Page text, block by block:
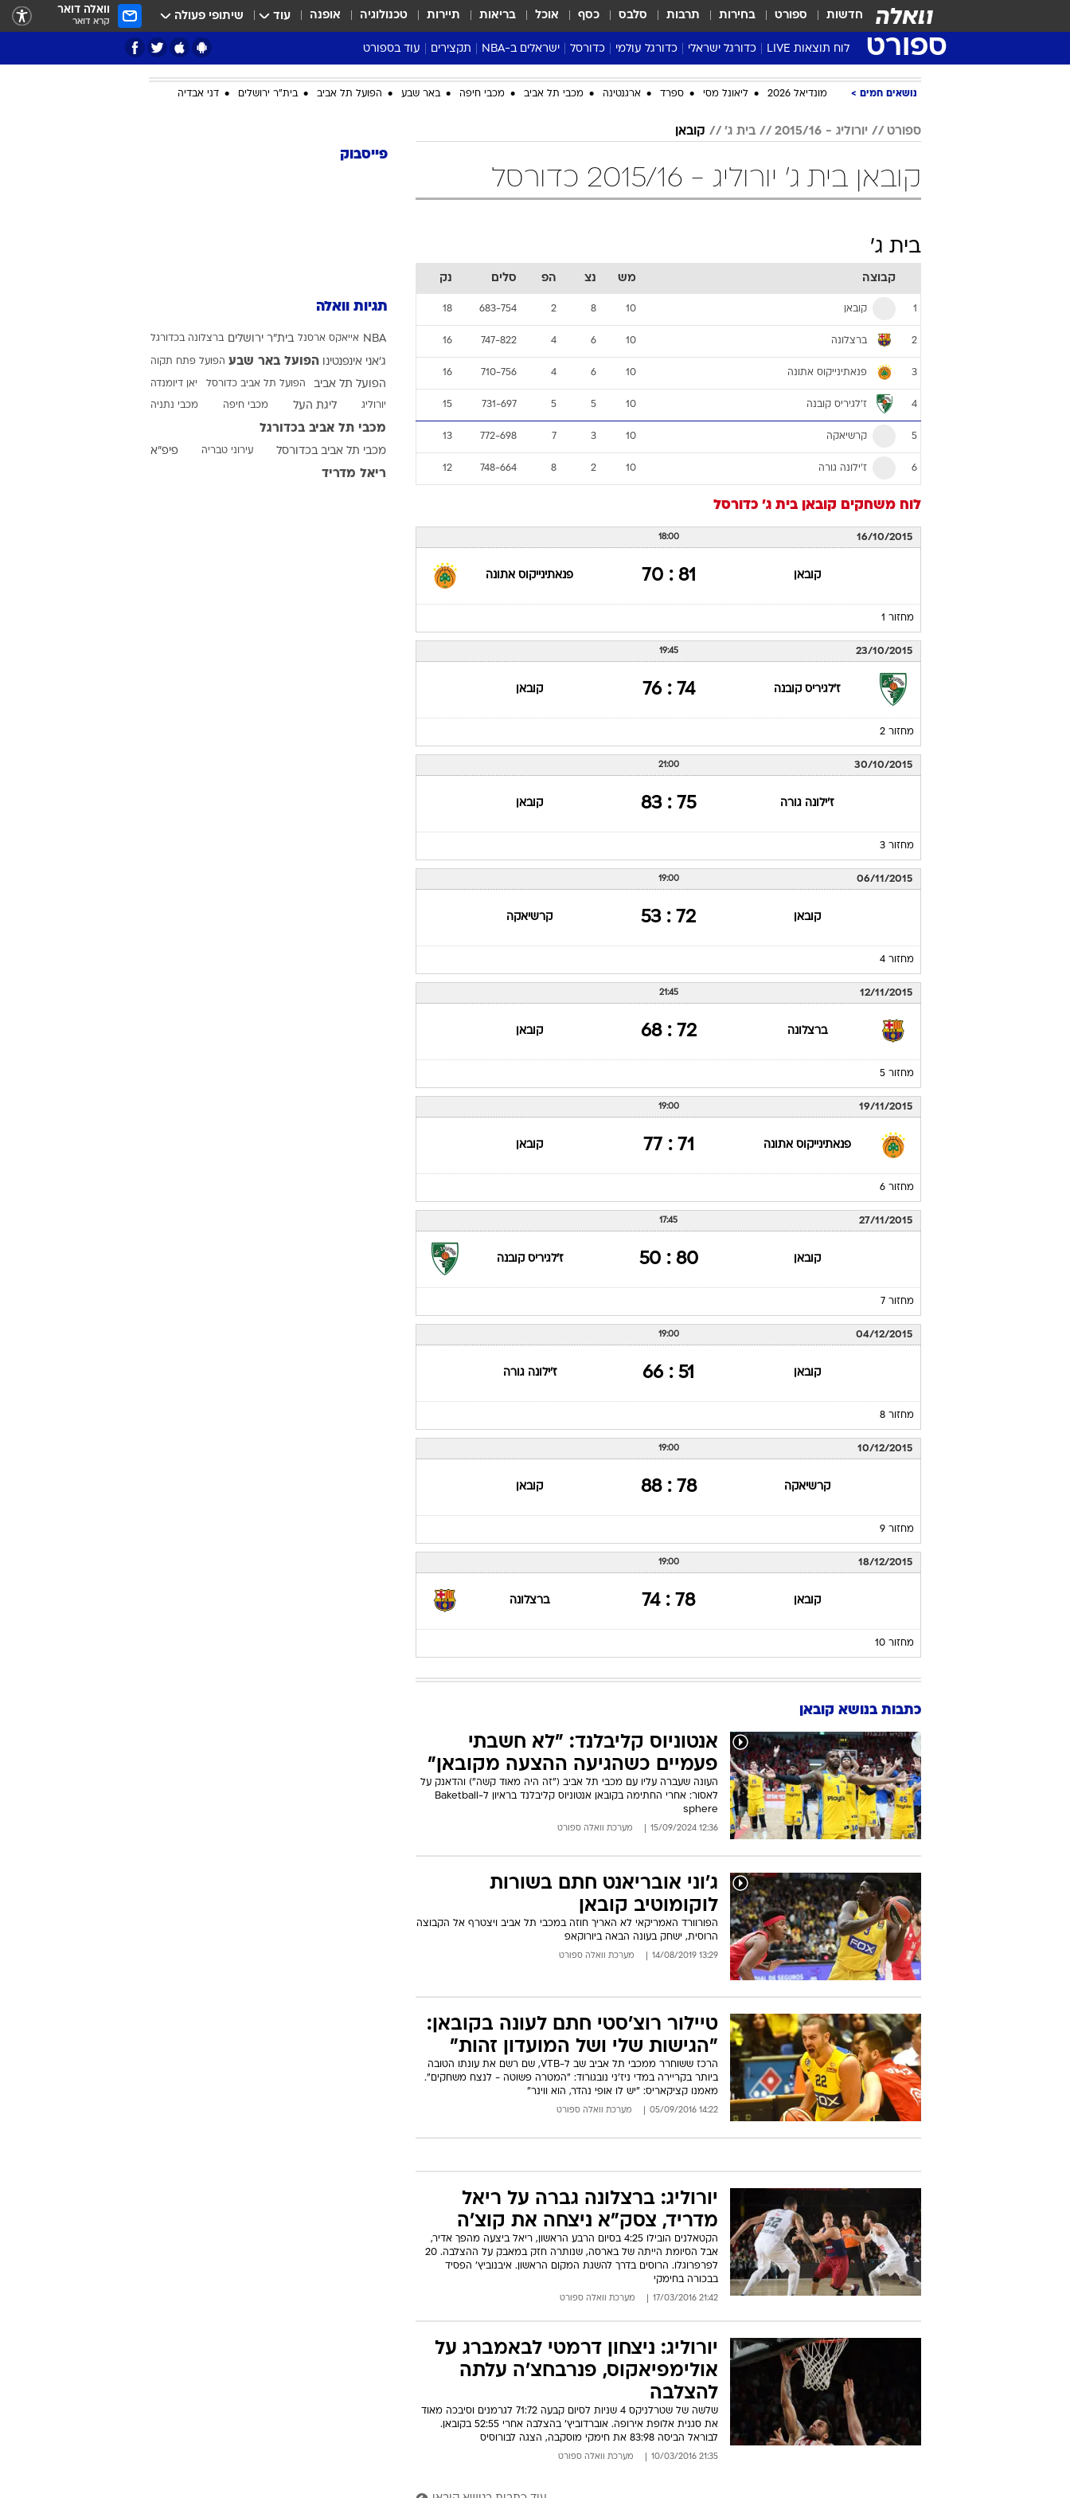
חדשות ספורט בחירות תרבות סלבס כסף אוכל בריאות תיירות טכנולוגיה אופנה עוד שיתופי פעולה וואלה דואר
קרא דואר
ספורט לוח תוצאות LIVE כדורגל ישראלי
ליגת העל Winner
גביע המדינה
שגרירים
נבחרות ישראל
כדורגל עולמי
ליגה אנגלית
ליגה איטלקית
ליגה צרפתית
ליגת האלופות
כדורסל
ליגת העל
נבחרות ישראל בכדורסל
כדורסל נשים
ישראלים ב-NBA
דני אבדיה
תקצירים עוד בספורט
מונדיאל 2026
NBA
פודקאסטים
אבא של שבת
טראש טוק
ענפים נוספים
לוח שידורים
החידה של ספורט1
ארכיון מדורים מחוץ לקווים
נושאים חמים מונדיאל 2026 ליאונל מסי ספרד ארגנטינה מכבי תל אביב מכבי חיפה באר שבע הפועל תל אביב בית"ר ירושלים דני אבדיה
ספורט יורוליג - 2015/16 בית ג' קובאן
קובאן בית ג' יורוליג - 2015/16 כדורסל
בית ג'
קבוצה מש נצ הפ סלים נק
1 קובאן 10
8
2
683-754
18
2 ברצלונה 10
6
4
747-822
16
3 פנאתינייקוס אתונה 10
6
4
710-756
16
4 ז'לגיריס קובנה 10
5
5
731-697
15
5 קרשיאקה 10
3
7
772-698
13
6 ז'ילונה גורה 10
2
8
748-664
12
לוח משחקים קובאן בית ג' כדורסל
16/10/2015
18:00
קובאן 81 : 70 פנאתינייקוס אתונה
מחזור 1
23/10/2015
19:45
ז'לגיריס קובנה 74 : 76 קובאן
מחזור 2
30/10/2015
21:00
ז'ילונה גורה 75 : 83 קובאן
מחזור 3
06/11/2015
19:00
קובאן 72 : 53 קרשיאקה
מחזור 4
12/11/2015
21:45
ברצלונה 72 : 68 קובאן
מחזור 5
19/11/2015
19:00
פנאתינייקוס אתונה 71 : 77 קובאן
מחזור 6
27/11/2015
17:45
קובאן 80 : 50 ז'לגיריס קובנה
מחזור 7
04/12/2015
19:00
קובאן 51 : 66 ז'ילונה גורה
מחזור 8
10/12/2015
19:00
קרשיאקה 78 : 88 קובאן
מחזור 9
18/12/2015
19:00
קובאן 78 : 74 ברצלונה
מחזור 10
כתבות בנושא קובאן
אנטוניוס קליבלנד: "לא חשבתי
פעמיים כשהגיעה ההצעה מקובאן"
העונה שעברה עליו עם מכבי תל אביב ("זה היה מאוד קשה") והדאנק על
לאסור: אחרי החתימה בקובאן אנטוניוס קליבלנד בראיון ל-Baketball
sphere
12:36 15/09/2024 מערכת וואלה ספורט
ג'וני אובריאנט חתם בשורות
לוקומוטיב קובאן
הפורוורד האמריקאי לא האריך חוזה במכבי תל אביב ויצטרף אל הקבוצה
הרוסית, ישחק בעונה הבאה ביורוקאפ
13:29 14/08/2019 מערכת וואלה ספורט
טיילור רוצ'סטי חתם לעונה בקובאן:
"הגישות שלי ושל המועדון זהות"
הרכז ששוחרר ממכבי תל אביב שב ל-VTB, שם רשם את עונתו הטובה
ביותר בקריירה במדי ניז'ני נובגורוד: "המטרה פשוטה - לנצח משחקים".
מאמנו קציקאריס: "יש לו אופי נהדר, הוא ווינר"
14:22 05/09/2016 מערכת וואלה ספורט
יורוליג: ברצלונה גברה על ריאל
מדריד, צסק"א ניצחה את קוצ'ה
הקטאלנים הובילו 4:25 בסיום הרבע הראשון, ריאל ביצעה מהפך אדיר,
אבל הסיומת הייתה של בארסה, שנותרה חזק במאבק על ההצלבה. 20
לפרפרוגלו. הרוסים בדרך להשגת המקום הראשון. איבנוביץ' הפסיד
בבכורה בחימקי
21:42 17/03/2016 מערכת וואלה ספורט
יורוליג: ניצחון דרמטי לבאמברג על
אולימפיאקוס, פנרבחצ'ה עלתה
להצלבה
שלשה של שטרלניקס 4 שניות לסיום קבעה 71:72 לגרמנים וסיבכה מאוד
את סגנית אלופת אירופה. אוברדוביץ' בהצלבה אחרי 52:55 בקובאן.
לבוראל הביסה 83:98 את חימקי מוסקבה, הצגה לבורוסיס
21:35 10/03/2016 מערכת וואלה ספורט
פייסבוק
תגיות וואלה
NBA אייאקס ארסנל בית"ר ירושלים ברצלונה בכדורגל
ג'אני אינפנטינו הפועל באר שבע הפועל פתח תקוה
הפועל תל אביב הפועל תל אביב כדורסל יאן דיומנדה
יורוליג ליגת העל מכבי חיפה מכבי נתניה
מכבי תל אביב בכדורגל
מכבי תל אביב בכדורסל עירוני טבריה פיפ"א
ריאל מדריד